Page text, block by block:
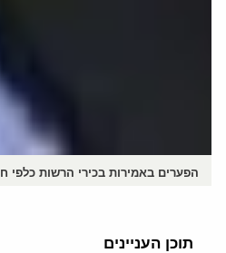
הפערים באמירות בכירי הרשות כלפי
תוכן העניינים